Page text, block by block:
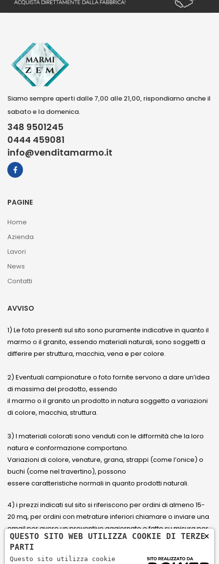
Siamo sempre aperti dalle 7,00 alle 21,00, rispondiamo anche il
sabato e la domenica.
348 9501245
0444 459081
info@venditamarmo.it
PAGINE
Home
Azienda
Lavori
News
Contatti
AVVISO
1) Le foto presenti sul sito sono puramente indicative in quanto il
marmo o il granito, essendo materiali naturali, sono soggetti a
differire per struttura, macchia, vena e per colore.
2) Eventuali campionature o foto fornite servono a dare un’idea
di massima del prodotto, essendo
il marmo o il granito un prodotto in natura soggetto a variazioni
di colore, macchia, struttura.
3) I materiali colorati sono venduti con le difformità che la loro
natura e conformazione comportano.
Variazioni di colore, venature, grana, strappi (come l’onice) o
buchi (come nel travertino), possono
essere caratteristiche normali in quanto prodotti naturali.
4) i prezzi indicati sul sito si riferiscono per ordini di almeno 15-
20 mq, per ordini con metrature inferiori chiamare o inviare una
email per avere un preventivo aggiornato e fatto su misura per
il cliente.
×
QUESTO SITO WEB UTILIZZA COOKIE DI TERZE
PARTI
Questo sito utilizza cookie